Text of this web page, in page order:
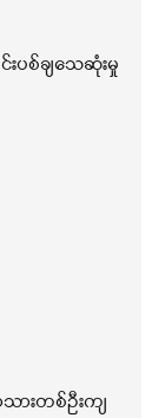
းပစ်ချသေဆုံးမှု
ားတစ်ဦးကျ